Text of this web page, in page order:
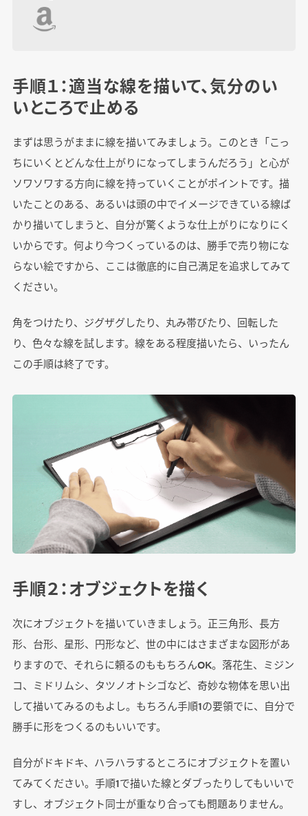
手順１：適当な線を描いて、気分のい
いところで止める
まずは思うがままに線を描いてみましょう。このとき「こっ
ちにいくとどんな仕上がりになってしまうんだろう」と心が
ソワソワする方向に線を持っていくことがポイントです。描
いたことのある、あるいは頭の中でイメージできている線ば
かり描いてしまうと、自分が驚くような仕上がりになりにく
いからです。何より今つくっているのは、勝手で売り物にな
らない絵ですから、ここは徹底的に自己満足を追求してみて
ください。
角をつけたり、ジグザグしたり、丸み帯びたり、回転した
り、色々な線を試します。線をある程度描いたら、いったん
この手順は終了です。
手順２：オブジェクトを描く
次にオブジェクトを描いていきましょう。正三角形、長方
形、台形、星形、円形など、世の中にはさまざまな図形があ
りますので、それらに頼るのももちろんOK。落花生、ミジン
コ、ミドリムシ、タツノオトシゴなど、奇妙な物体を思い出
して描いてみるのもよし。もちろん手順1の要領でに、自分で
勝手に形をつくるのもいいです。
自分がドキドキ、ハラハラするところにオブジェクトを置い
てみてください。手順1で描いた線とダブったりしてもいいで
すし、オブジェクト同士が重なり合っても問題ありません。